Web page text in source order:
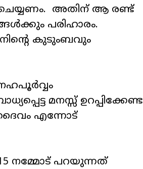
ചെയ്യണം. അതിന് ആ രണ്ട്
പരിഹാരം.
കുടുംബവും
മനസ്സ് ഉറപ്പിക്കേണ്ട
ദൈവം എന്നോട്
നമ്മോട് പറയുന്നത്